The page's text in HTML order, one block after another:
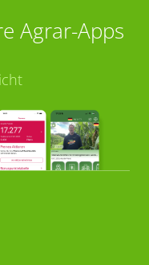
Agrar-Apps